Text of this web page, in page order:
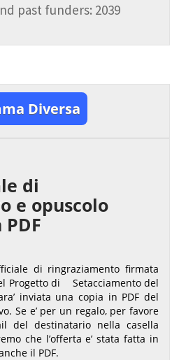
past funders: 2039
Diversa
di
e opuscolo
di ringraziamento firmata
Progetto di Setacciamento del
inviata una copia in PDF del
Se e’ per un regalo, per favore
del destinatario nella casella
che l’offerta e’ stata fatta in
il PDF.